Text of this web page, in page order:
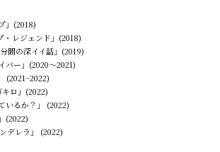
」(2018)
レジェンド」(2018)
間の深イイ話」(2019)
バー」(2020～2021)
(2021~2022)
ロ」(2022)
いるか？」 (2022)
(2022)
デレラ」 (2022)